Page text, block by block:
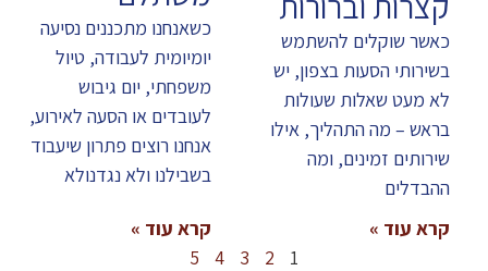
כאשר שוקלים להשתמש
בשירותי הסעות בצפון, יש
לא מעט שאלות שעולות
בראש – מה התהליך, אילו
שירותים זמינים, ומה
ההבדלים
קרא עוד »
כשאנחנו מתכננים נסיעה
יומיומית לעבודה, טיול
משפחתי, יום גיבוש
לעובדים או הסעה לאירוע,
אנחנו רוצים פתרון שיעבוד
בשבילנו ולא נגדנולא
קרא עוד »
1
2
3
4
5